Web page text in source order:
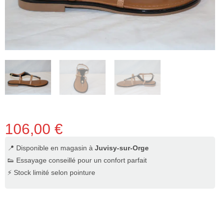
106,00 €
📍 Disponible en magasin à Juvisy-sur-Orge
👟 Essayage conseillé pour un confort parfait
⚡ Stock limité selon pointure